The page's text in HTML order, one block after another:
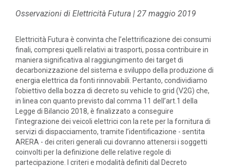
Osservazioni di Elettricità Futura | 27 maggio 2019
Elettricità Futura è convinta che l’elettrificazione dei consumi
finali, compresi quelli relativi ai trasporti, possa contribuire in
maniera significativa al raggiungimento dei target di
decarbonizzazione del sistema e sviluppo della produzione di
energia elettrica da fonti rinnovabili. Pertanto, condividiamo
l’obiettivo della bozza di decreto su vehicle to grid (V2G) che,
in linea con quanto previsto dal comma 11 dell’art.1 della
Legge di Bilancio 2018, è finalizzato a conseguire
l’integrazione dei veicoli elettrici con la rete per la fornitura di
servizi di dispacciamento, tramite l’identificazione - sentita
ARERA - dei criteri generali cui dovranno attenersi i soggetti
coinvolti per la definizione delle relative regole di
partecipazione. I criteri e modalità definiti dal Decreto